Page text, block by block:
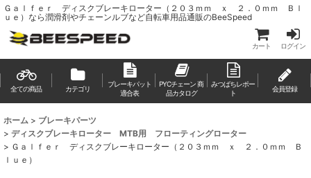
Ｇａｌｆｅｒ ディスクブレーキローター（２０３ｍｍ ｘ ２．０ｍｍ Ｂｌ
ｕｅ）なら潤滑剤やチェーンルブなど自転車用品通販のBeeSpeed
カート ログイン
全ての商品 カテゴリ
ブレーキパット
適合表
PYCチェーン 商
品カタログ
みつばちレポー
ト
会員登録
ホーム > ブレーキパーツ
> ディスクブレーキローター MTB用 フローティングローター
> Ｇａｌｆｅｒ ディスクブレーキローター（２０３ｍｍ ｘ ２．０ｍｍ Ｂ
ｌｕｅ）